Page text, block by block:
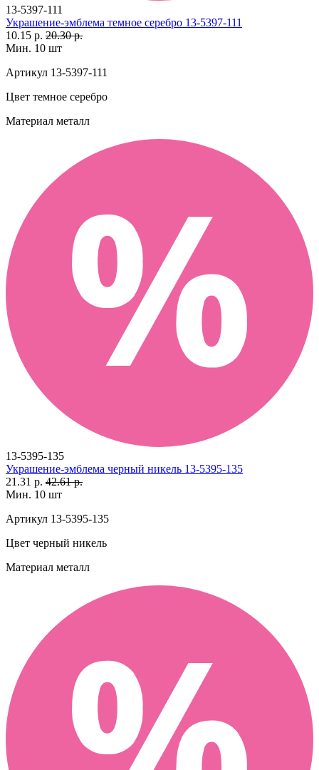
13-5397-111
Украшение-эмблема темное серебро 13-5397-111
10.15 р. 20.30 р.
Мин. 10 шт
Артикул 13-5397-111
Цвет темное серебро
Материал металл
13-5395-135
Украшение-эмблема черный никель 13-5395-135
21.31 р. 42.61 р.
Мин. 10 шт
Артикул 13-5395-135
Цвет черный никель
Материал металл